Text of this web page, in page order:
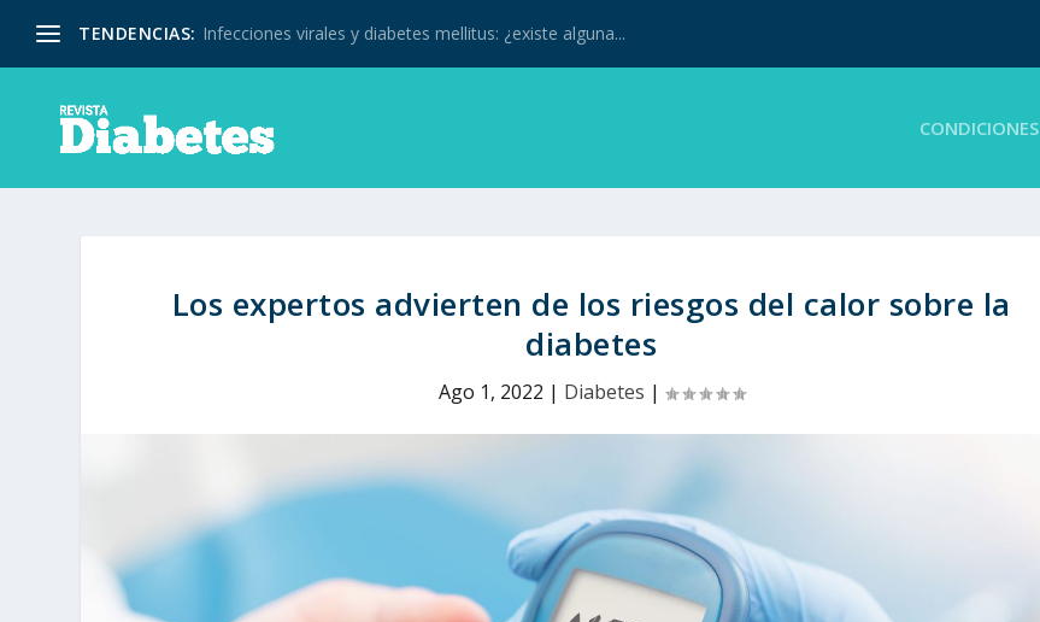
TENDENCIAS: Infecciones virales y diabetes mellitus: ¿existe alguna...
CONDICIONES
Los expertos advierten de los riesgos del calor sobre la
diabetes
Ago 1, 2022 | Diabetes |